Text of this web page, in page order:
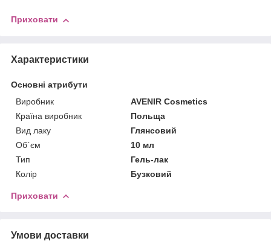
Приховати
Характеристики
Основні атрибути
Виробник
AVENIR Cosmetics
Країна виробник
Польща
Вид лаку
Глянсовий
Об`єм
10 мл
Тип
Гель-лак
Колір
Бузковий
Приховати
Умови доставки